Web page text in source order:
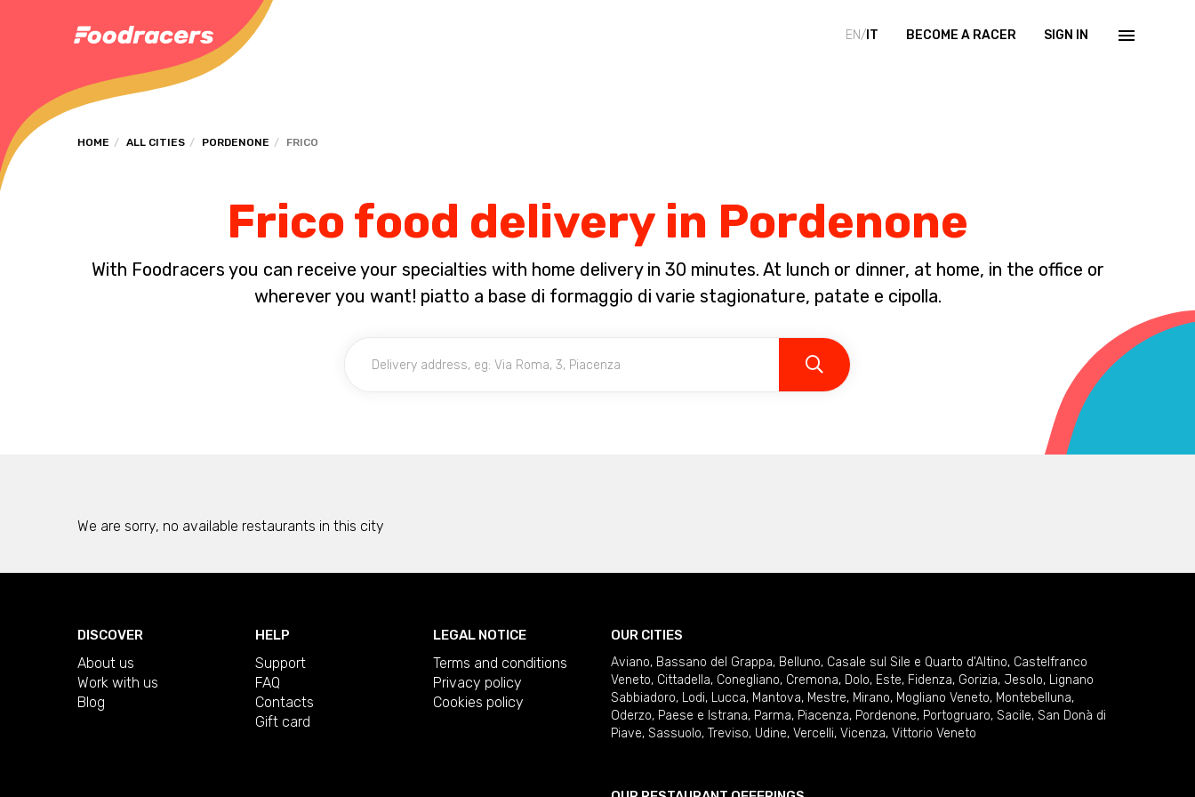
EN/ IT BECOME A RACER SIGN IN
HOME ALL CITIES PORDENONE FRICO
Frico food delivery in Pordenone
With Foodracers you can receive your specialties with home delivery in 30 minutes. At lunch or dinner, at home, in the office or
wherever you want! piatto a base di formaggio di varie stagionature, patate e cipolla.
We are sorry, no available restaurants in this city
DISCOVER
About us
Work with us
Blog
HELP
Support
FAQ
Contacts
Gift card
LEGAL NOTICE
Terms and conditions
Privacy policy
Cookies policy
OUR CITIES
Aviano, Bassano del Grappa, Belluno, Casale sul Sile e Quarto d'Altino, Castelfranco
Veneto, Cittadella, Conegliano, Cremona, Dolo, Este, Fidenza, Gorizia, Jesolo, Lignano
Sabbiadoro, Lodi, Lucca, Mantova, Mestre, Mirano, Mogliano Veneto, Montebelluna,
Oderzo, Paese e Istrana, Parma, Piacenza, Pordenone, Portogruaro, Sacile, San Donà di
Piave, Sassuolo, Treviso, Udine, Vercelli, Vicenza, Vittorio Veneto